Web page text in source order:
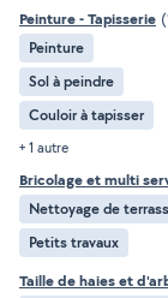
Peinture - Tapisserie
Peinture
Sol à peindre
Couloir à tapisser
+ 1 autre
Bricolage et multi
Nettoyage de
Petits travaux
Taille de haies et